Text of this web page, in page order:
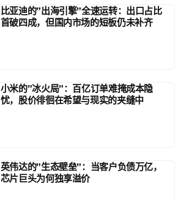
比亚迪的”出海引擎”全速运转：出口占比
首破四成，但国内市场的短板仍未补齐
小米的”冰火局”：百亿订单难掩成本隐
忧，股价徘徊在希望与现实的夹缝中
英伟达的”生态壁垒”：当客户负债万亿，
芯片巨头为何独享溢价